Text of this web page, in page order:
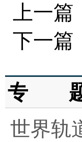
上一篇
下一篇
专
世界轨